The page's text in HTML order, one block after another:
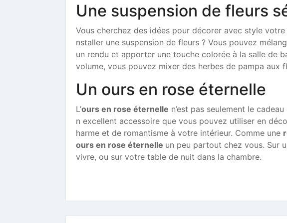
Une suspension de fleurs
Vous cherchez des idées pour décorer avec style votre
nstaller une suspension de fleurs ? Vous pouvez
un rendu et apporter une touche colorée à la salle de
volume, vous pouvez mixer des herbes de pampa aux
Un ours en rose éternelle
L’ours en rose éternelle n’est pas seulement le cadeau
n excellent accessoire que vous pouvez utiliser en
harme et de romantisme à votre intérieur. Comme une
ours en rose éternelle un peu partout chez vous. Sur
vivre, ou sur votre table de nuit dans la chambre.